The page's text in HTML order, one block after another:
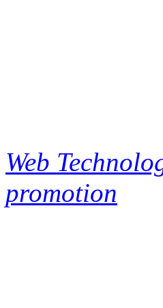
Web
promotion